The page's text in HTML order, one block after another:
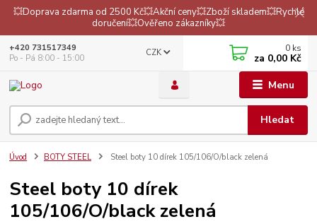
💥Doprava zdarma od 2500 Kč💥Akční ceny💥Zboží skladem💥Rychlé
doručení💥Ověřeno zákazníky💥
Menu
CZK
Hledat
+420 731517349
Po - Pá 8:00 - 15:00
0 ks
za 0,00 Kč
Úvod BOTY STEEL Steel boty 10 dírek 105/106/O/black zelená
Steel boty 10 dírek
105/106/O/black zelená